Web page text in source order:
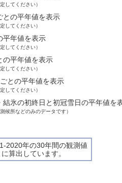
してください）
との平年値を表示
してください）
平年値を表示
してください）
の平年値を表示
してください）
との平年値を表示
してください）
結氷の初終日と初冠雪日の平年値を
候所などのみのデータです）
2020年の30年間の観測値
算出しています。